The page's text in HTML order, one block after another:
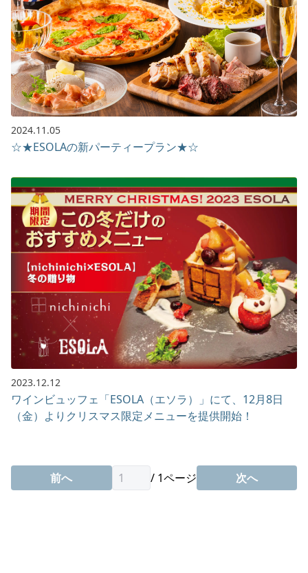
2024.11.05
☆★ESOLAの新パーティープラン★☆
2023.12.12
ワインビュッフェ「ESOLA（エソラ）」にて、12月8日
（金）よりクリスマス限定メニューを提供開始！
前へ / 1ページ 次へ